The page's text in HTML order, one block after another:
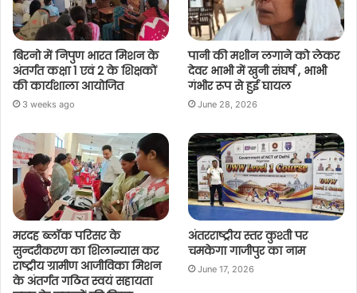
बिरनो में निपुण भारत मिशन के
अंतर्गत कक्षा 1 एवं 2 के शिक्षकों
की कार्यशाला आयोजित
3 weeks ago
पानी की मशीन लगाने को लेकर
देवर भाभी में खुनी संघर्ष , भाभी
गंभीर रूप से हुई घायल
June 28, 2026
मरदह ब्लॉक परिसर के
सुन्दरीकरण का शिलान्यास कर
राष्ट्रीय ग्रामीण आजीविका मिशन
के अंतर्गत गठित स्वयं सहायता
अंतरराष्ट्रीय स्तर कुश्ती पर
चमकेगा गाजीपुर का नाम
June 17, 2026